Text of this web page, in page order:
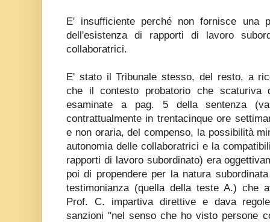
E' insufficiente perché non fornisce una
dell'esistenza di rapporti di lavoro
collaboratrici.
E' stato il Tribunale stesso, del resto, a
che il contesto probatorio che scaturiva
esaminate a pag. 5 della sentenza
contrattualmente in trentacinque ore
e non oraria, del compenso, la possibilità
autonomia delle collaboratrici e la
rapporti di lavoro subordinato) era
poi di propendere per la natura
testimonianza (quella della teste A.) che
Prof. C. impartiva direttive e dava
sanzioni "nel senso che ho visto persone